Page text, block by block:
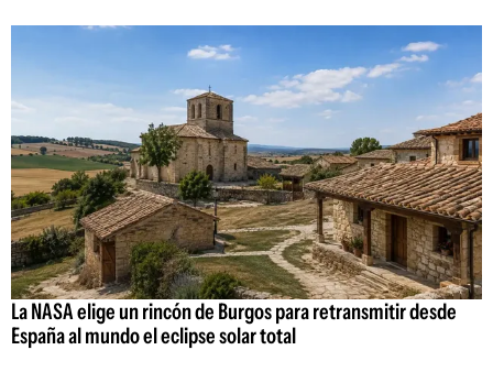
La NASA elige un rincón de Burgos para retransmitir desde
España al mundo el eclipse solar total